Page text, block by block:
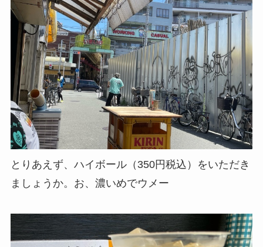
とりあえず、ハイボール（350円税込）をいただき
ましょうか。お、濃いめでウメー